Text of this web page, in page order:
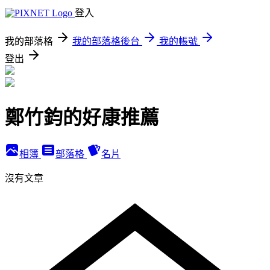
登入
我的部落格 我的部落格後台
我的帳號
登出
鄭竹鈞的好康推薦
相簿 部落格 名片
沒有文章